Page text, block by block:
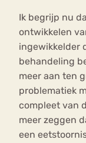
Ik begrijp nu
ontwikkelen
ingewikkelder
behandeling
meer aan ten
problematiek
compleet van
meer zeggen
een